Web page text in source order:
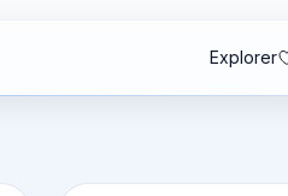
Explorer